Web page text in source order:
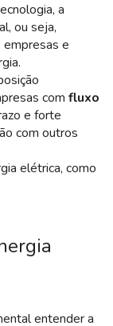
a
ou seja,
e
com fluxo
e forte
com outros
elétrica, como
entender a